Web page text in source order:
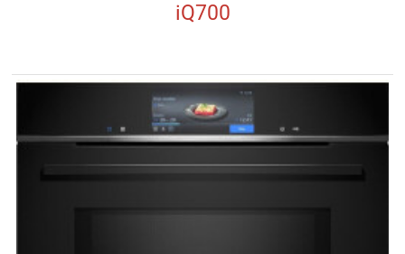
iQ700